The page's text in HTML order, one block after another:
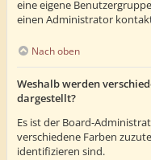
eine eigene
einen Administrator
Nach oben
Weshalb werden
dargestellt?
Es ist der Board-
verschiedene Farben
identifizieren sind.